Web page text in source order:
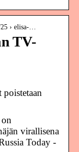
25 › elisa-…
TV-
virallisena
Today -